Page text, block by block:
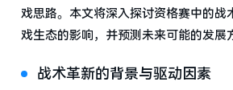
戏思路。本文将深入探讨资格赛中的战
戏生态的影响，并预测未来可能的发展
战术革新的背景与驱动因素